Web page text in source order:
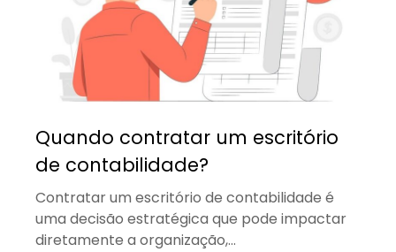
Quando contratar um escritório
de contabilidade?
Contratar um escritório de contabilidade é
uma decisão estratégica que pode impactar
diretamente a organização,...